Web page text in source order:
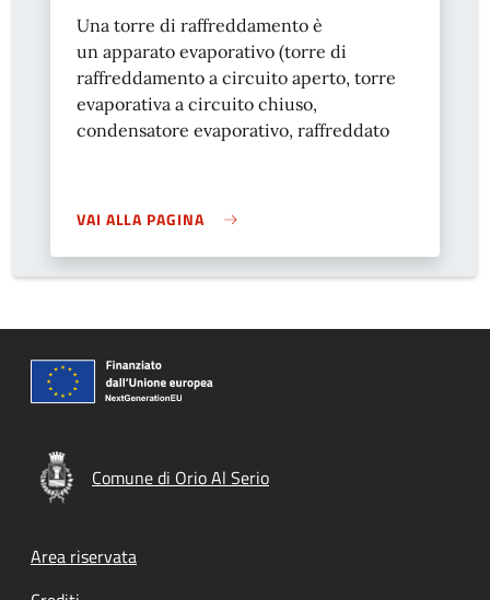
Una torre di raffreddamento è
un apparato evaporativo (torre di
raffreddamento a circuito aperto, torre
evaporativa a circuito chiuso,
condensatore evaporativo, raffreddato
VAI ALLA PAGINA
Comune di Orio Al Serio
Footer menu
Area riservata